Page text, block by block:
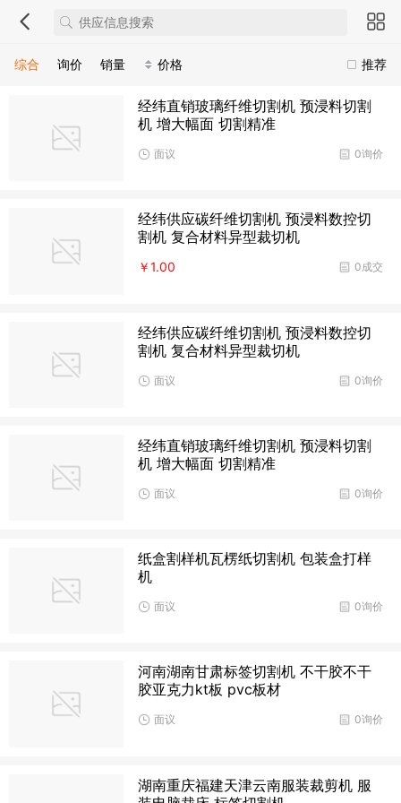
推荐
综合 询价 销量 价格
经纬直销玻璃纤维切割机 预浸料切割
机 增大幅面 切割精准
0询价
面议
经纬供应碳纤维切割机 预浸料数控切
割机 复合材料异型裁切机
0成交
￥1.00
经纬供应碳纤维切割机 预浸料数控切
割机 复合材料异型裁切机
0询价
面议
经纬直销玻璃纤维切割机 预浸料切割
机 增大幅面 切割精准
0询价
面议
纸盒割样机瓦楞纸切割机 包装盒打样
机
0询价
面议
河南湖南甘肃标签切割机 不干胶不干
胶亚克力kt板 pvc板材
0询价
面议
湖南重庆福建天津云南服装裁剪机 服